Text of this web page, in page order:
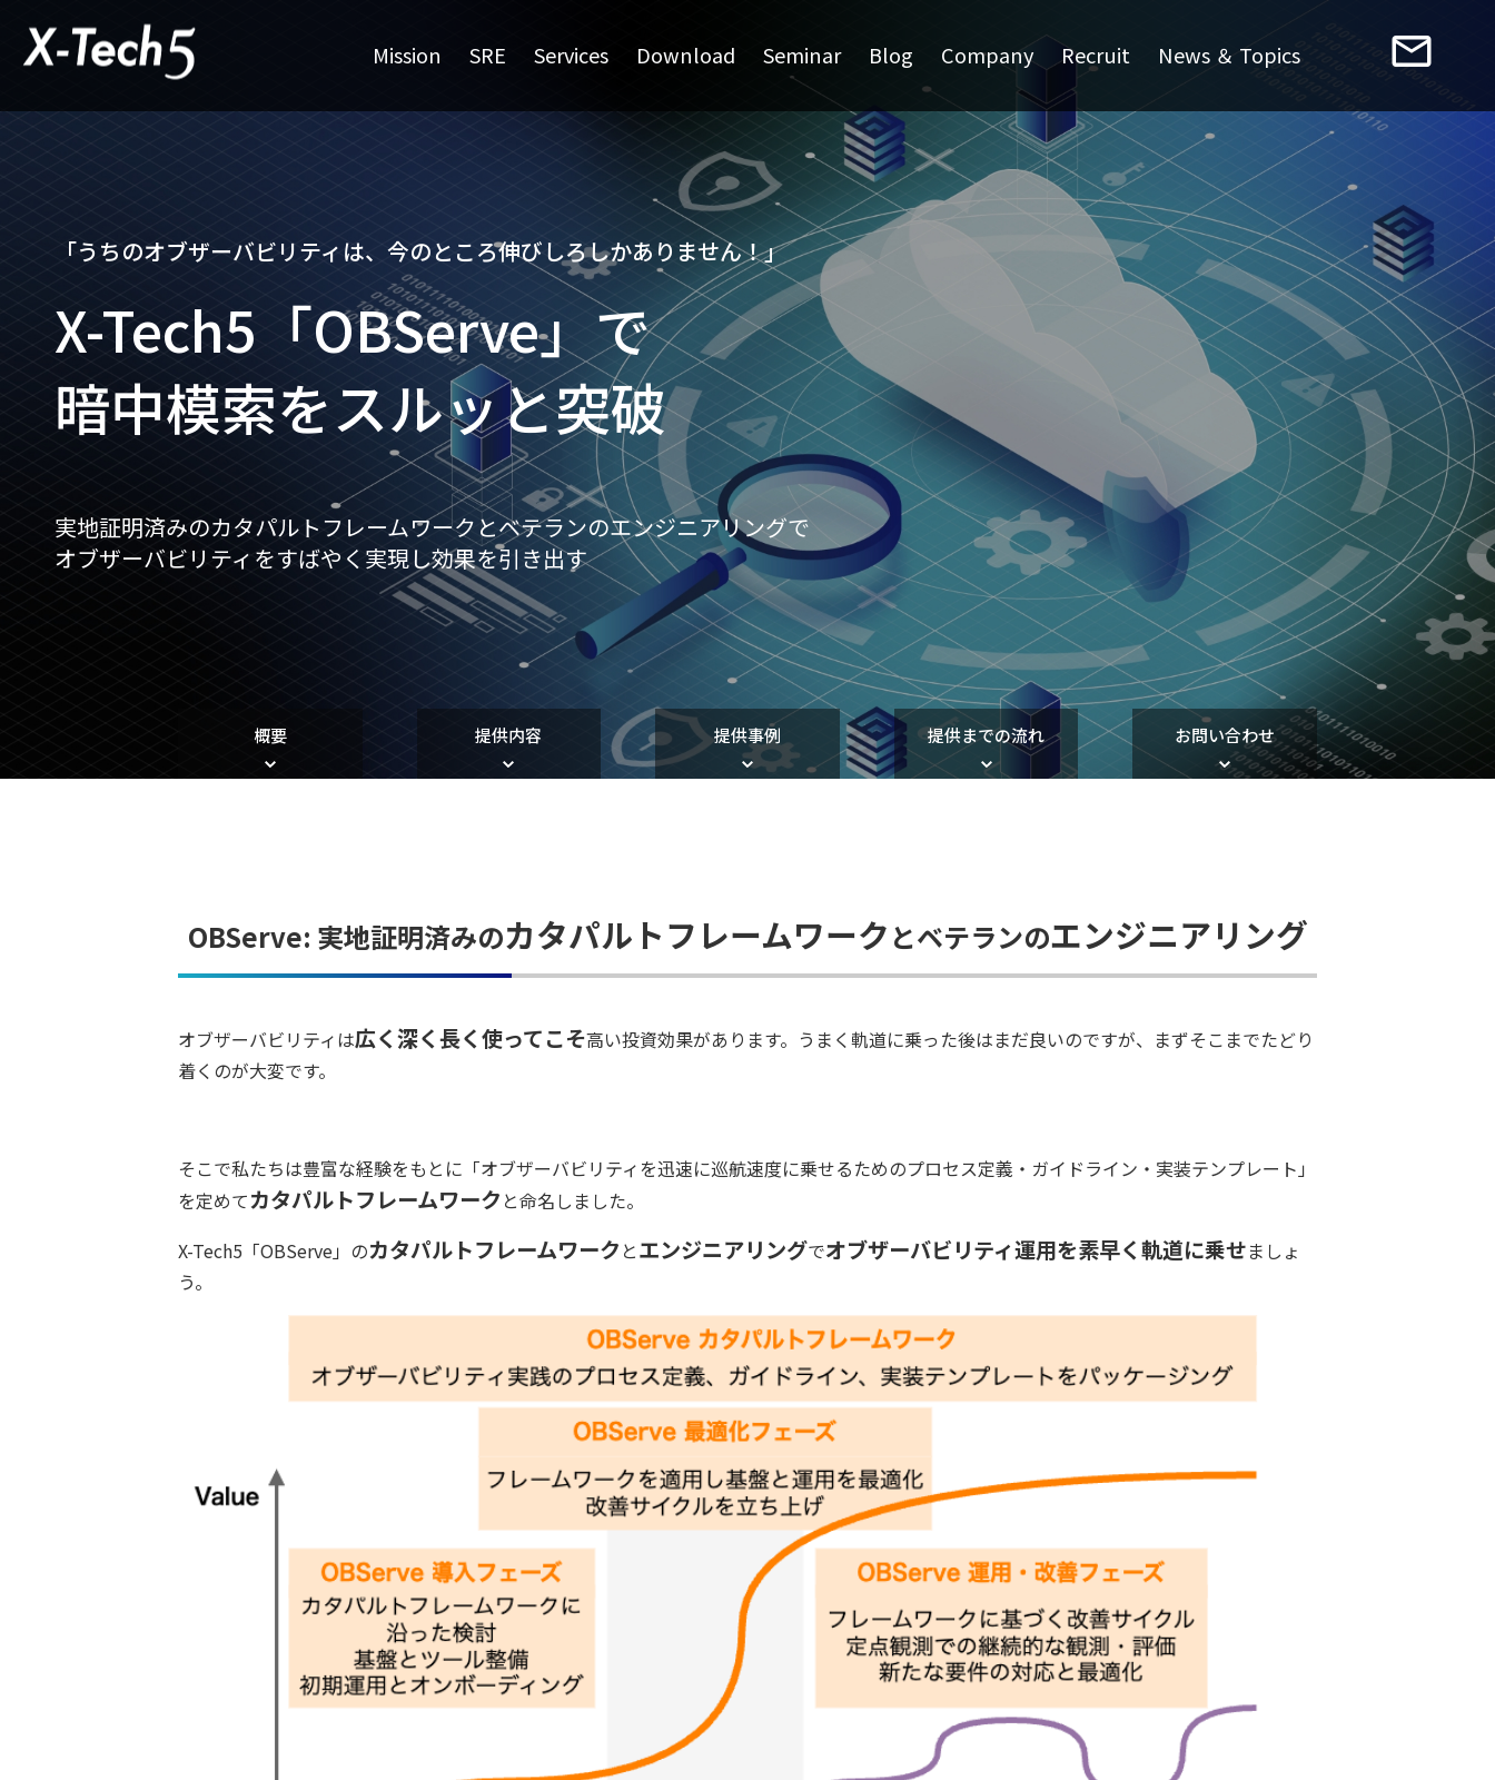
Mission SRE Services Download Seminar Blog Company Recruit News ＆ Topics mail_outline
「うちのオブザーバビリティは、今のところ伸びしろしかありません！」
X-Tech5「OBServe」で
暗中模索をスルッと突破
実地証明済みのカタパルトフレームワークとベテランのエンジニアリングで
オブザーバビリティをすばやく実現し効果を引き出す
概要 提供内容 提供事例 提供までの流れ お問い合わせ
OBServe: 実地証明済みのカタパルトフレームワーク とベテランのエンジニアリング
オブザーバビリティは広く深く長く使ってこそ高い投資効果があります。うまく軌道に乗った後はまだ良いのですが、まずそこまでたどり
着くのが大変です。
そこで私たちは豊富な経験をもとに「オブザーバビリティを迅速に巡航速度に乗せるためのプロセス定義・ガイドライン・実装テンプレート」
を定めてカタパルトフレームワーク と命名しました。
X-Tech5「OBServe」のカタパルトフレームワーク とエンジニアリングでオブザーバビリティ運用を素早く軌道に乗せましょ
う。